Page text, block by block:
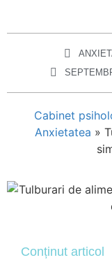
Cabinet
Anxietatea »
Conținut articol